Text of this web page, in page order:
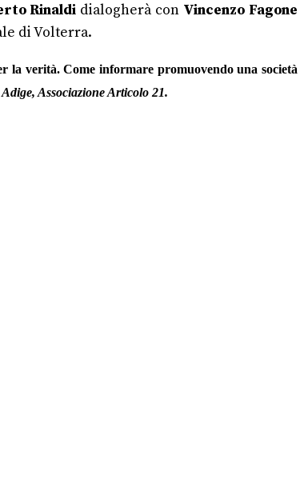
Rinaldi dialogherà con Vincenzo Fagone
di Volterra.
la verità.Come informare promuovendo una società
Associazione Articolo 21.